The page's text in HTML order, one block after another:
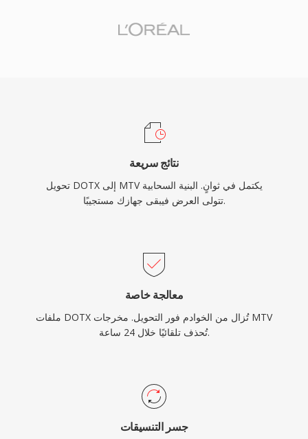
نتائج سريعة
تحويل DOTX إلى MTV يكتمل في ثوانٍ. البنية السحابية
تتولى العرض فيبقى جهازك مستجيبًا.
معالجة خاصة
ملفات DOTX تُزال من الخوادم فور التحويل. مخرجات MTV
تُحذف تلقائيًا خلال 24 ساعة.
جسر التنسيقات